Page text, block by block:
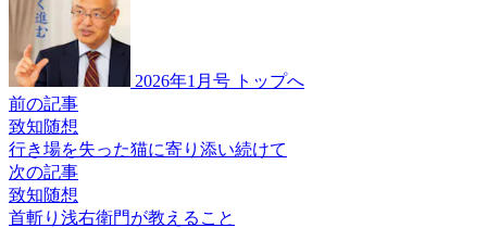
2026年1月号 トップへ
前の記事
致知随想
行き場を失った猫に寄り添い続けて
次の記事
致知随想
首斬り浅右衛門が教えること